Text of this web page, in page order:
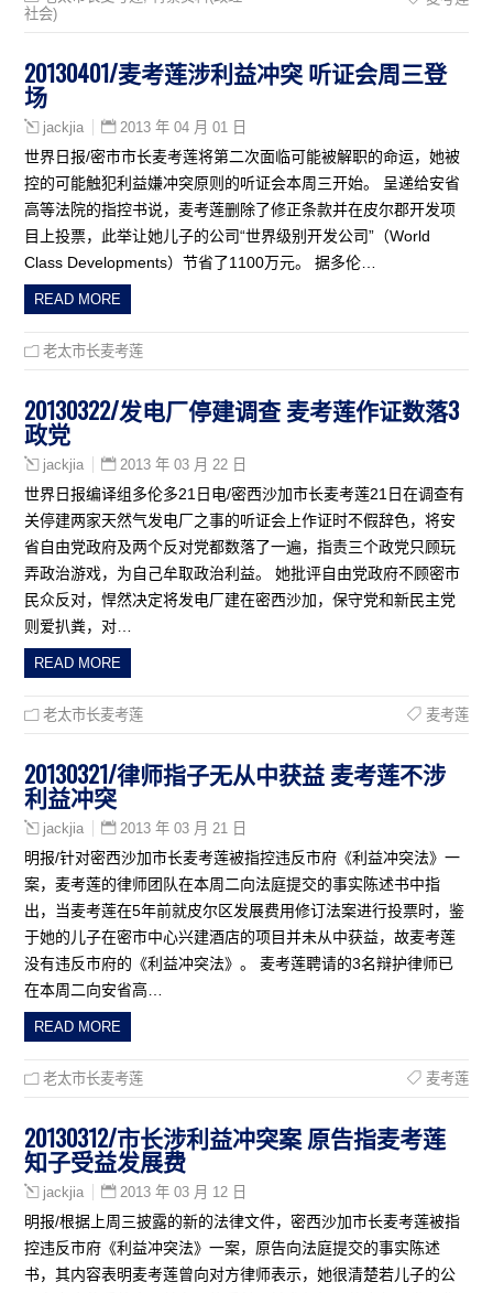
社会)
20130401/麦考莲涉利益冲突 听证会周三登
场
jackjia 2013 年 04 月 01 日
世界日报/密市市长麦考莲将第二次面临可能被解职的命运，她被
控的可能触犯利益嫌冲突原则的听证会本周三开始。 呈递给安省
高等法院的指控书说，麦考莲删除了修正条款并在皮尔郡开发项
目上投票，此举让她儿子的公司“世界级别开发公司”（World
Class Developments）节省了1100万元。 据多伦…
READ MORE
老太市长麦考莲
20130322/发电厂停建调查 麦考莲作证数落3
政党
jackjia 2013 年 03 月 22 日
世界日报编译组多伦多21日电/密西沙加市长麦考莲21日在调查有
关停建两家天然气发电厂之事的听证会上作证时不假辞色，将安
省自由党政府及两个反对党都数落了一遍，指责三个政党只顾玩
弄政治游戏，为自己牟取政治利益。 她批评自由党政府不顾密市
民众反对，悍然决定将发电厂建在密西沙加，保守党和新民主党
则爱扒粪，对…
READ MORE
老太市长麦考莲 麦考莲
20130321/律师指子无从中获益 麦考莲不涉
利益冲突
jackjia 2013 年 03 月 21 日
明报/针对密西沙加市长麦考莲被指控违反市府《利益冲突法》一
案，麦考莲的律师团队在本周二向法庭提交的事实陈述书中指
出，当麦考莲在5年前就皮尔区发展费用修订法案进行投票时，鉴
于她的儿子在密市中心兴建酒店的项目并未从中获益，故麦考莲
没有违反市府的《利益冲突法》。 麦考莲聘请的3名辩护律师已
在本周二向安省高…
READ MORE
老太市长麦考莲 麦考莲
20130312/市长涉利益冲突案 原告指麦考莲
知子受益发展费
jackjia 2013 年 03 月 12 日
明报/根据上周三披露的新的法律文件，密西沙加市长麦考莲被指
控违反市府《利益冲突法》一案，原告向法庭提交的事实陈述
书，其内容表明麦考莲曾向对方律师表示，她很清楚若儿子的公